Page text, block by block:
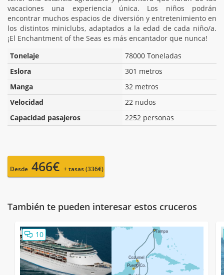
vacaciones una experiencia única. Los niños podrán
encontrar muchos espacios de diversión y entretenimiento en
los distintos miniclubs, adaptados a la edad de cada niño/a.
¡El Enchantment of the Seas es más encantador que nunca!
Tonelaje
78000 Toneladas
Eslora
301 metros
Manga
32 metros
Velocidad
22 nudos
Capacidad pasajeros
2252 personas
Desde 466€ + tasas (336€)
También te pueden interesar estos cruceros
10